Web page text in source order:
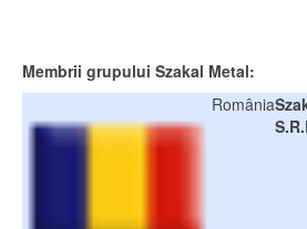
Membrii grupului Szakal Metal:
România